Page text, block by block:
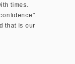
times.
that is our